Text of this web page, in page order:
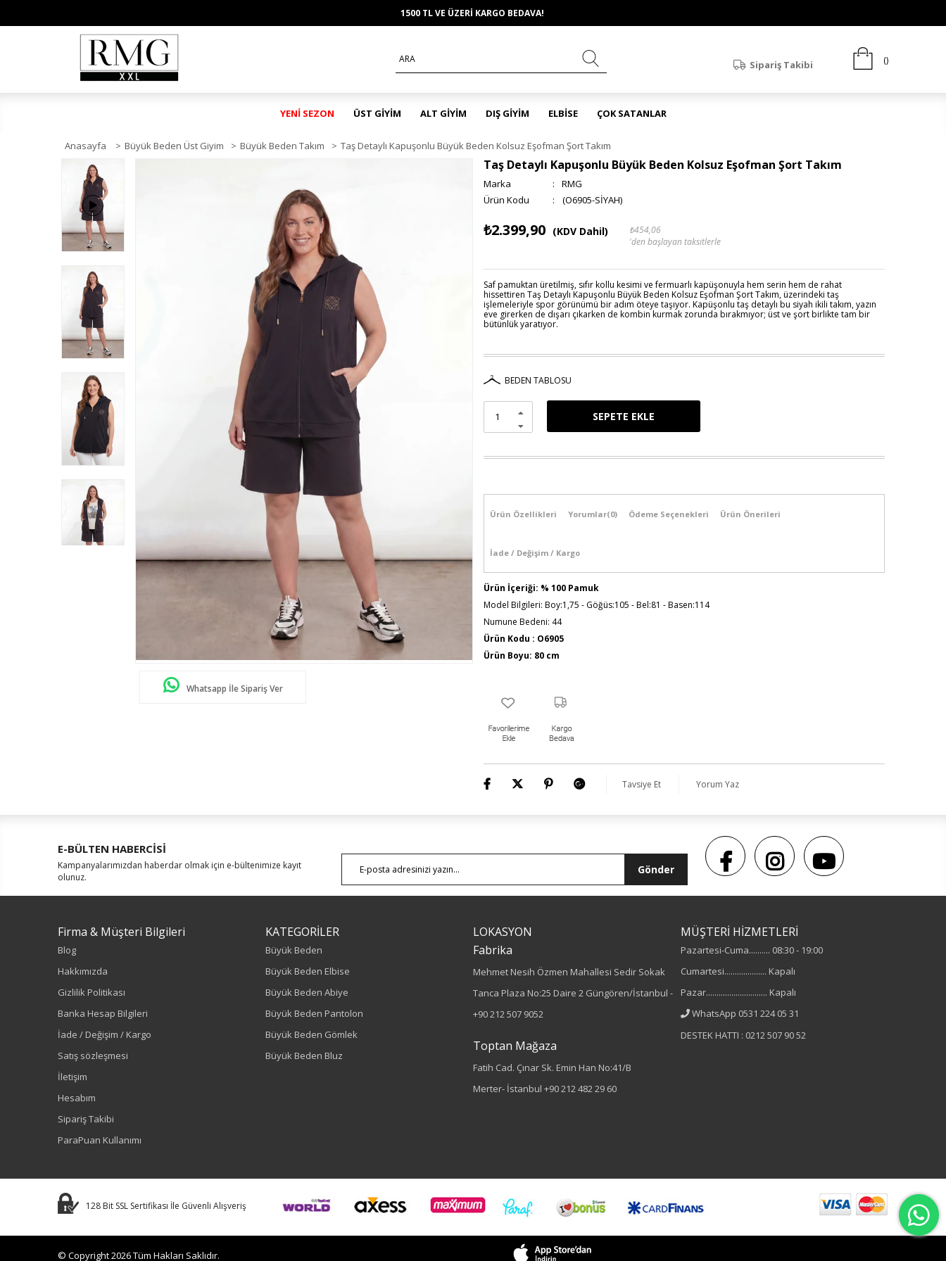
1500 TL VE ÜZERİ KARGO BEDAVA!
Sipariş Takibi
YENİ SEZON ÜST GİYİM ALT GİYİM DIŞ GİYİM ELBİSE ÇOK SATANLAR
Anasayfa > Büyük Beden Üst Giyim > Büyük Beden Takım > Taş Detaylı Kapuşonlu Büyük Beden Kolsuz Eşofman Şort Takım
Whatsapp İle Sipariş Ver
Taş Detaylı Kapuşonlu Büyük Beden Kolsuz Eşofman Şort Takım
Marka :
RMG
(O6905-SİYAH)
₺2.399,90 (KDV Dahil)
₺454,06
'den başlayan taksitlerle
Saf pamuktan üretilmiş, sıfır kollu kesimi ve fermuarlı kapüşonuyla hem serin hem de rahat
hissettiren Taş Detaylı Kapuşonlu Büyük Beden Kolsuz Eşofman Şort Takım, üzerindeki taş
işlemeleriyle spor görünümü bir adım öteye taşıyor. Kapüşonlu taş detaylı bu siyah ikili takım, yazın
eve girerken de dışarı çıkarken de kombin kurmak zorunda bırakmıyor; üst ve şort birlikte tam bir
bütünlük yaratıyor.
BEDEN TABLOSU
Ürün Özellikleri Yorumlar(0) Ödeme Seçenekleri Ürün Önerileri
İade / Değişim / Kargo
Ürün İçeriği: % 100 Pamuk
Model Bilgileri: Boy:1,75 - Göğüs:105 - Bel:81 - Basen:114
Numune Bedeni: 44
Ürün Kodu : O6905
Ürün Boyu: 80 cm
Renk
Tavsiye Et Yorum Yaz
E-BÜLTEN HABERCİSİ
Kampanyalarımızdan haberdar olmak için e-bültenimize kayıt
olunuz.
Gönder
Firma & Müşteri Bilgileri
Blog
Hakkımızda
Gizlilik Politikası
Banka Hesap Bilgileri
İade / Değişim / Kargo
Satış sözleşmesi
İletişim
Hesabım
Sipariş Takibi
ParaPuan Kullanımı
KATEGORİLER
Büyük Beden
Büyük Beden Elbise
Büyük Beden Abiye
Büyük Beden Pantolon
Büyük Beden Gömlek
Büyük Beden Bluz
LOKASYON
Fabrika
Mehmet Nesih Özmen Mahallesi Sedir Sokak
Tanca Plaza No:25 Daire 2 Güngören/İstanbul -
+90 212 507 9052
Toptan Mağaza
Fatih Cad. Çınar Sk. Emin Han No:41/B
Merter- İstanbul +90 212 482 29 60
MÜŞTERİ HİZMETLERİ
Pazartesi-Cuma.......... 08:30 - 19:00
Cumartesi.................... Kapalı
Pazar............................. Kapalı
WhatsApp 0531 224 05 31
DESTEK HATTI : 0212 507 90 52
128 Bit SSL Sertifikası İle Güvenli Alışveriş
© Copyright 2026 Tüm Hakları Saklıdır.